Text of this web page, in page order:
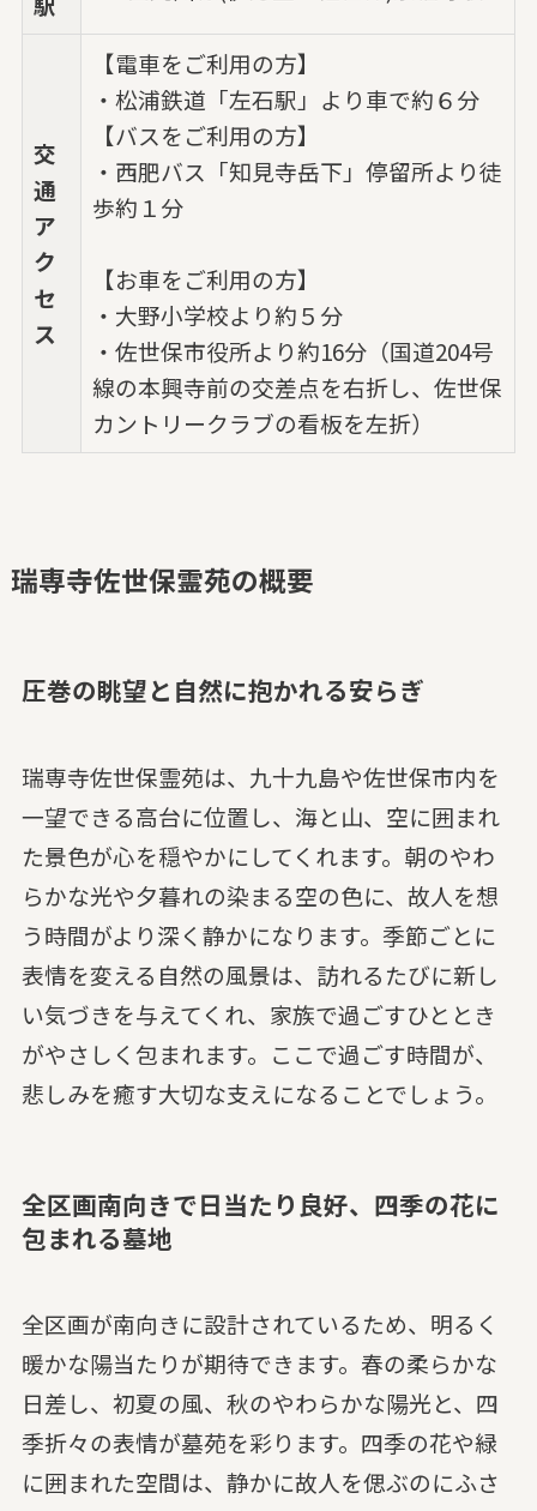
交
通
ア
ク
セ
ス
【電車をご利用の方】
・松浦鉄道「左石駅」より車で約６分
【バスをご利用の方】
・西肥バス「知見寺岳下」停留所より徒
歩約１分
【お車をご利用の方】
・大野小学校より約５分
・佐世保市役所より約16分（国道204号
線の本興寺前の交差点を右折し、佐世保
カントリークラブの看板を左折）
瑞専寺佐世保霊苑の概要
圧巻の眺望と自然に抱かれる安らぎ
瑞専寺佐世保霊苑は、九十九島や佐世保市内を
一望できる高台に位置し、海と山、空に囲まれ
た景色が心を穏やかにしてくれます。朝のやわ
らかな光や夕暮れの染まる空の色に、故人を想
う時間がより深く静かになります。季節ごとに
表情を変える自然の風景は、訪れるたびに新し
い気づきを与えてくれ、家族で過ごすひととき
がやさしく包まれます。ここで過ごす時間が、
悲しみを癒す大切な支えになることでしょう。
全区画南向きで日当たり良好、四季の花に
包まれる墓地
全区画が南向きに設計されているため、明るく
暖かな陽当たりが期待できます。春の柔らかな
日差し、初夏の風、秋のやわらかな陽光と、四
季折々の表情が墓苑を彩ります。四季の花や緑
に囲まれた空間は、静かに故人を偲ぶのにふさ